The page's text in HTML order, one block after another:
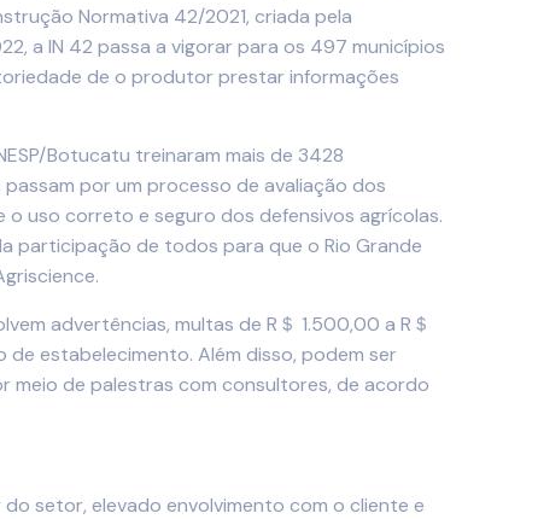
Normativa 42/2021, criada pela
a IN 42 passa a vigorar para os 497 municípios
de o produtor prestar informações
Botucatu treinaram mais de 3428
por um processo de avaliação dos
uso correto e seguro dos defensivos agrícolas.
participação de todos para que o Rio Grande
advertências, multas de R＄ 1.500,00 a R＄
estabelecimento. Além disso, podem ser
meio de palestras com consultores, de acordo
do setor, elevado envolvimento com o cliente e